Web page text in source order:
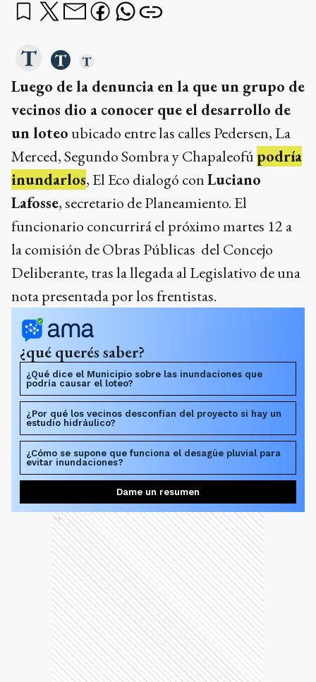
Luego de la denuncia en la que un grupo de
vecinos dio a conocer que el desarrollo de
un loteoubicado entre las calles Pedersen, La
Merced, Segundo Sombra y Chapaleofúpodría
inundarlos, El Eco dialogó conLuciano
Lafosse, secretario de Planeamiento. El
funcionario concurrirá el próximo martes 12 a
la comisión de Obras Públicas del Concejo
Deliberante, tras la llegada al Legislativo de una
nota presentada por los frentistas.
¿qué querés saber?
¿Qué dice el Municipio sobre las inundaciones que
podría causar el loteo?
¿Por qué los vecinos desconfían del proyecto si hay un
estudio hidráulico?
¿Cómo se supone que funciona el desagüe pluvial para
evitar inundaciones?
Dame un resumen
Ads